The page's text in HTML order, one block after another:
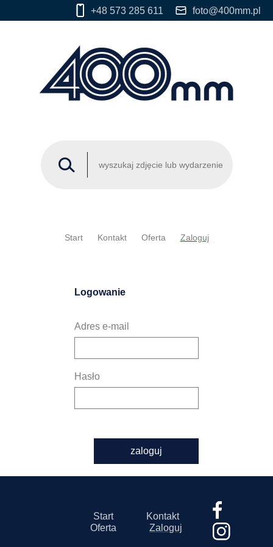
+48 573 285 611 foto@400mm.pl
Start Kontakt Oferta Zaloguj
Logowanie
Adres e-mail
Hasło
zaloguj
Start
Kontakt
Oferta
Zaloguj